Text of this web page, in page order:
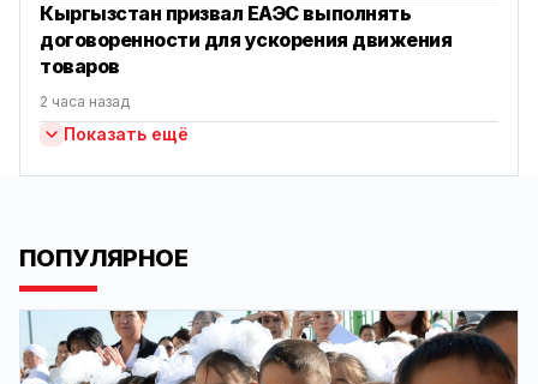
Кыргызстан призвал ЕАЭС выполнять
договоренности для ускорения движения
товаров
2 часа назад
Показать ещё
ПОПУЛЯРНОЕ